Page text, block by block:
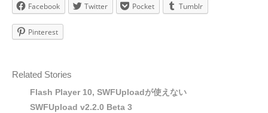
Facebook Twitter Pocket Tumblr
Pinterest
Related Stories
Flash Player 10, SWFUploadが使えない
SWFUpload v2.2.0 Beta 3